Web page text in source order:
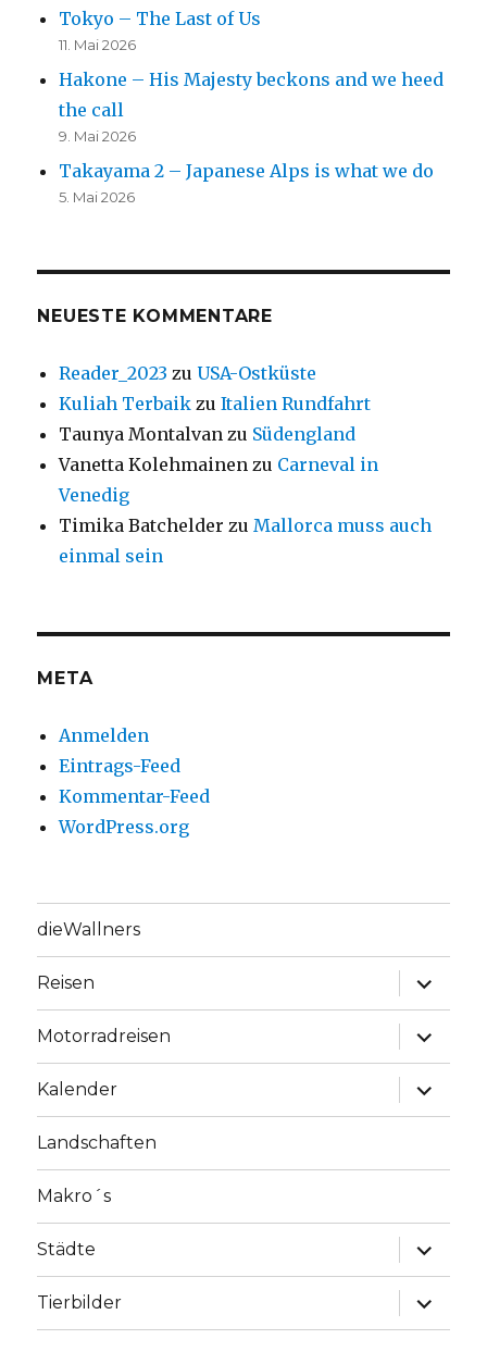
Tokyo – The Last of Us
11. Mai 2026
Hakone – His Majesty beckons and we heed
the call
9. Mai 2026
Takayama 2 – Japanese Alps is what we do
5. Mai 2026
NEUESTE KOMMENTARE
Reader_2023 zuUSA-Ostküste
Kuliah Terbaik zuItalien Rundfahrt
Taunya Montalvan zu Südengland
Vanetta Kolehmainen zu Carneval in
Venedig
Timika Batchelder zu Mallorca muss auch
einmal sein
META
Anmelden
Eintrags-Feed
Kommentar-Feed
WordPress.org
dieWallners
Reisen
Motorradreisen
Kalender
Landschaften
Makro´s
Städte
Tierbilder